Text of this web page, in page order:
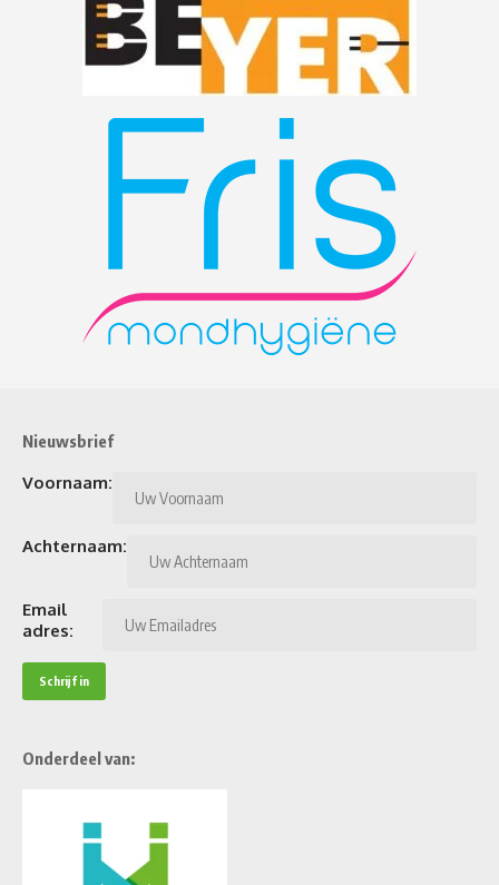
Nieuwsbrief
Voornaam:
Achternaam:
Email
adres:
Onderdeel van: